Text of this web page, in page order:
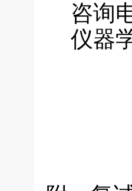
咨询
仪器